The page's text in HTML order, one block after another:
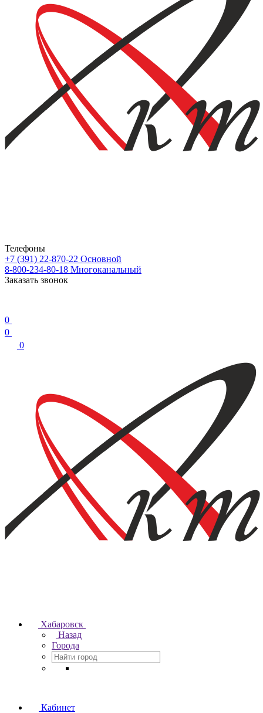
Телефоны
+7 (391) 22-870-22 Основной
8-800-234-80-18 Многоканальный
Заказать звонок
0
0
0
Хабаровск
Назад
Города
Кабинет